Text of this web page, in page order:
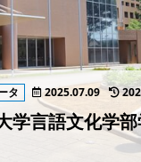
タ 2025.07.09
学言語文化学